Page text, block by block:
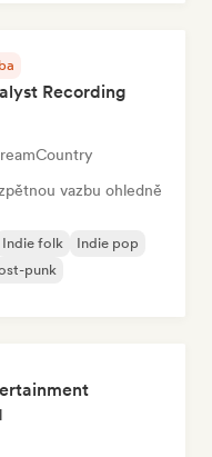
Recording
Country
vazbu ohledně
Indie folk
Indie pop
punk